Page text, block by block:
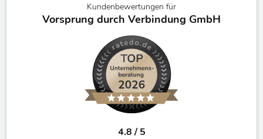
Kundenbewertungen für
Vorsprung durch Verbindung GmbH
4.8 / 5